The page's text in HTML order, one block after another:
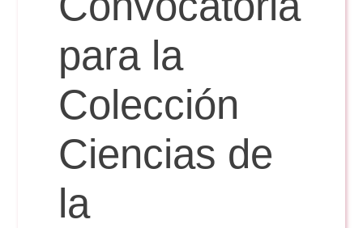
Comunicación Audiovisual
Doble Grado PER/CAV
#YoPractico
Boletines
para la
Colección
Ciencias de
la